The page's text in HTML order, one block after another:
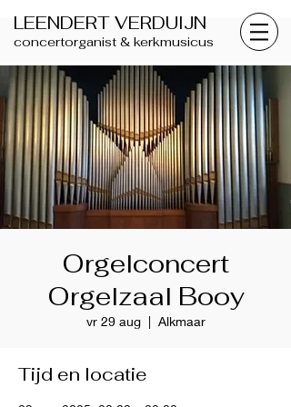
LEENDERT VERDUIJN
concertorganist & kerkmusicus
Orgelconcert
Orgelzaal Booy
vr 29 aug
  |
Alkmaar
Tijd en locatie